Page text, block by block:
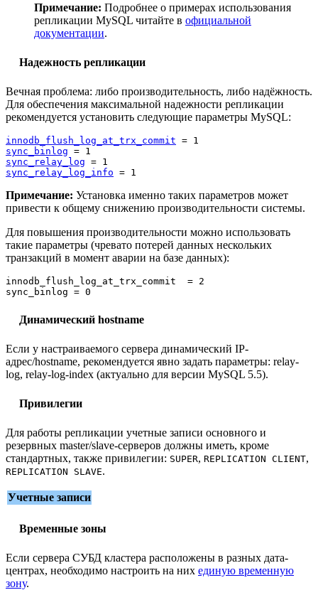
Примечание: Подробнее о примерах использования
репликации MySQL читайте в официальной
документации.
Надежность репликации
Вечная проблема: либо производительность, либо надёжность.
Для обеспечения максимальной надежности репликации
рекомендуется установить следующие параметры MySQL:
innodb_flush_log_at_trx_commit
sync_binlog
sync_relay_log
sync_relay_log_info
Примечание: Установка именно таких параметров может
привести к общему снижению производительности системы.
Для повышения производительности можно использовать
такие параметры (чревато потерей данных нескольких
транзакций в момент аварии на базе данных):
innodb_flush_log_at_trx_commit  = 2
Динамический hostname
Если у настраиваемого сервера динамический IP-
адрес/hostname, рекомендуется явно задать параметры: relay-
log, relay-log-index (актуально для версии MySQL 5.5).
Привилегии
Для работы репликации учетные записи основного и
резервных master/slave-серверов должны иметь, кроме
стандартных, также привилегии: SUPER, REPLICATION CLIENT,
REPLICATION SLAVE.
Учетные записи
Временные зоны
Если сервера СУБД кластера расположены в разных дата-
центрах, необходимо настроить на них единую временную
зону.